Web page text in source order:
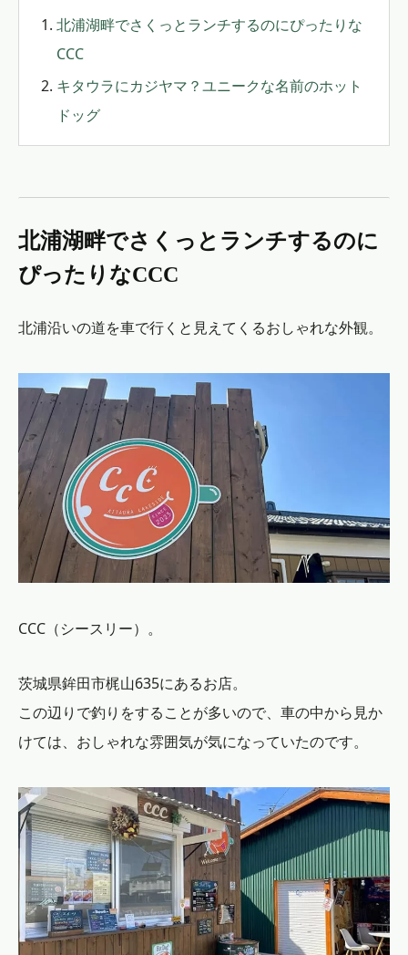
北浦湖畔でさくっとランチするのにぴったりな
CCC
キタウラにカジヤマ？ユニークな名前のホット
ドッグ
北浦湖畔でさくっとランチするのに
ぴったりなCCC
北浦沿いの道を車で行くと見えてくるおしゃれな外観。
CCC（シースリー）。
茨城県鉾田市梶山635にあるお店。
この辺りで釣りをすることが多いので、車の中から見か
けては、おしゃれな雰囲気が気になっていたのです。